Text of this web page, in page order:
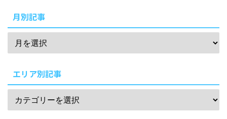
月別記事
エリア別記事